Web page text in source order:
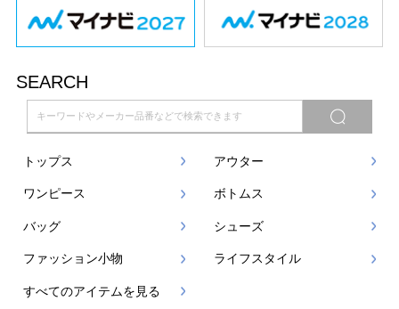
SEARCH
トップス アウター
ワンピース ボトムス
バッグ シューズ
ファッション小物 ライフスタイル
すべてのアイテムを見る